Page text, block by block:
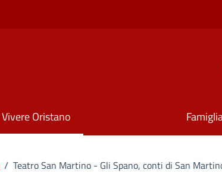
Vivere Oristano
/ Teatro San Martino - Gli Spano, conti di San